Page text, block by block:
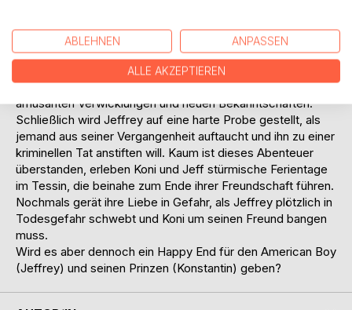
Unaufmerksamkeit zum Coming Out vor ihren Eltern
gezwungen. Das unerwartete Auftauchen von Erik endet
aber beinahe mit einem Drama.
Bei der Gaypride in Zürich kommt es im Sommer zu
amüsanten Verwicklungen und neuen Bekanntschaften.
Schließlich wird Jeffrey auf eine harte Probe gestellt, als
jemand aus seiner Vergangenheit auftaucht und ihn zu einer
kriminellen Tat anstiften will. Kaum ist dieses Abenteuer
überstanden, erleben Koni und Jeff stürmische Ferientage
im Tessin, die beinahe zum Ende ihrer Freundschaft führen.
Nochmals gerät ihre Liebe in Gefahr, als Jeffrey plötzlich in
Todesgefahr schwebt und Koni um seinen Freund bangen
muss.
Wird es aber dennoch ein Happy End für den American Boy
(Jeffrey) und seinen Prinzen (Konstantin) geben?
ABLEHNEN ANPASSEN
ALLE AKZEPTIEREN